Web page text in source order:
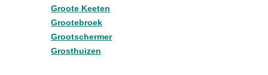
Groote Keeten
Grootebroek
Grootschermer
Grosthuizen